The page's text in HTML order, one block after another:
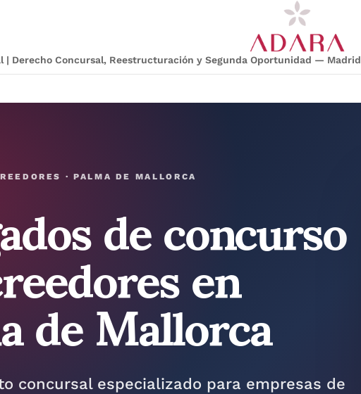
| Derecho Concursal, Reestructuración y Segunda Oportunidad — Madrid
· PALMA DE MALLORCA
de concurso
en
de Mallorca
concursal especializado para empresas de